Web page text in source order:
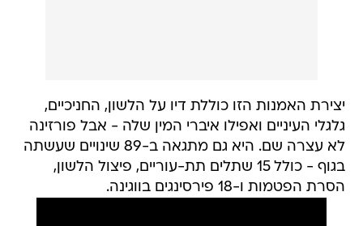
יצירת האמנות הזו כוללת דיו על הלשון, החניכיים,
גלגלי העיניים ואפילו איברי המין שלה - אבל פורזינה
לא עצרה שם. היא גם מתגאה ב-89 שינויים שעשתה
בגוף - כולל 15 שתלים תת-עוריים, פיצול הלשון,
הסרת הפטמות ו-18 פירסינגים בווגינה.